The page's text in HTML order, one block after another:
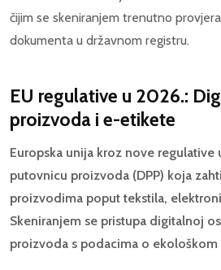
čijim se skeniranjem trenutno
dokumenta u državnom registru.
EU regulative u 2026.:
proizvoda i e-etikete
Europska unija kroz nove regulative
putovnicu proizvoda (DPP) koja
proizvodima poput tekstila,
Skeniranjem se pristupa digitalnoj
proizvoda s podacima o ekološkom